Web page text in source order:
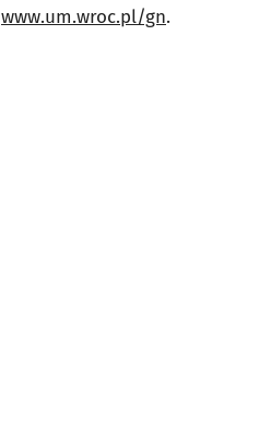
www.um.wroc.pl/gn.